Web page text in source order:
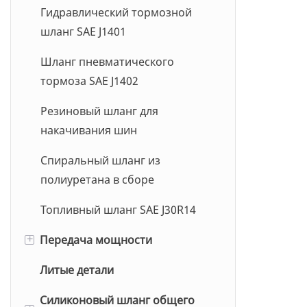
Шланг BIIR
Гидравлический тормозной
шланг SAE J1401
Шланг пневматического
тормоза SAE J1402
Резиновый шланг для
накачивания шин
Спиральный шланг из
полиуретана в сборе
Топливный шланг SAE J30R14
+
Передача мощности
Шланг из ПТФЭ
Джек Хоуз
Литые детали
Силиконовый шланг общего